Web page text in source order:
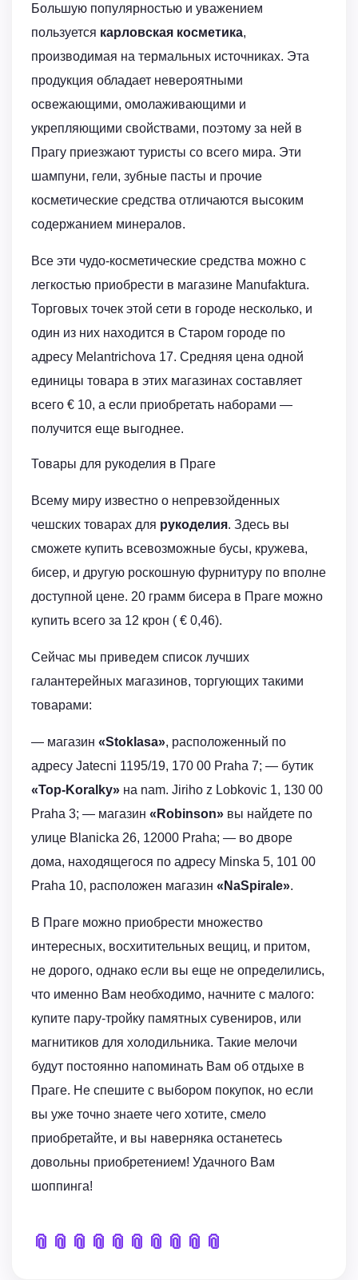
Большую популярностью и уважением
пользуется карловская косметика,
производимая на термальных источниках. Эта
продукция обладает невероятными
освежающими, омолаживающими и
укрепляющими свойствами, поэтому за ней в
Прагу приезжают туристы со всего мира. Эти
шампуни, гели, зубные пасты и прочие
косметические средства отличаются высоким
содержанием минералов.
Все эти чудо-косметические средства можно с
легкостью приобрести в магазине Manufaktura.
Торговых точек этой сети в городе несколько, и
один из них находится в Старом городе по
адресу Melantrichova 17. Средняя цена одной
единицы товара в этих магазинах составляет
всего € 10, а если приобретать наборами —
получится еще выгоднее.
Товары для рукоделия в Праге
Всему миру известно о непревзойденных
чешских товарах для рукоделия. Здесь вы
сможете купить всевозможные бусы, кружева,
бисер, и другую роскошную фурнитуру по вполне
доступной цене. 20 грамм бисера в Праге можно
купить всего за 12 крон ( € 0,46).
Сейчас мы приведем список лучших
галантерейных магазинов, торгующих такими
товарами:
— магазин «Stoklasa», расположенный по
адресу Jateсnі 1195/19, 170 00 Prahа 7; — бутик
«Top-Koralky» на nаm. Jiriho z Lobkovic 1, 130 00
Prahа 3; — магазин «Robinson» вы найдете по
улице Blanickа 26, 12000 Prahа; — во дворе
дома, находящегося по адресу Minskа 5, 101 00
Prahа 10, расположен магазин «NaSpirale».
В Праге можно приобрести множество
интересных, восхитительных вещиц, и притом,
не дорого, однако если вы еще не определились,
что именно Вам необходимо, начните с малого:
купите пару-тройку памятных сувениров, или
магнитиков для холодильника. Такие мелочи
будут постоянно напоминать Вам об отдыхе в
Праге. Не спешите с выбором покупок, но если
вы уже точно знаете чего хотите, смело
приобретайте, и вы наверняка останетесь
довольны приобретением! Удачного Вам
шоппинга!
📎 📎 📎 📎 📎 📎 📎 📎 📎 📎